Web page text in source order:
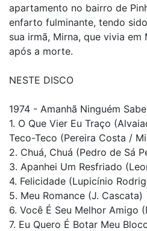
apartamento no bairro de
enfarto fulminante, tendo
sua irmã, Mirna, que vivia em
após a morte.
NESTE DISCO
1974 - Amanhã Ninguém
1. O Que Vier Eu Traço
Teco-Teco (Pereira Costa /
2. Chuá, Chuá (Pedro de Sá
3. Apanhei Um Resfriado
4. Felicidade (Lupicínio
5. Meu Romance (J. Cascata)
6. Você É Seu Melhor Amigo
7. Eu Quero É Botar Meu